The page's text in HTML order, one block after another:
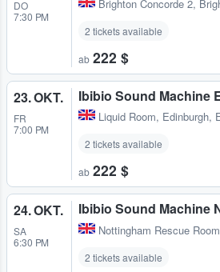
DO
7:30 PM
Brighton Concorde 2,
2 tickets available
ab 222 $
23. OKT.
FR
7:00 PM
Ibibio Sound Machine
Liquid Room, Edinburgh,
2 tickets available
ab 222 $
24. OKT.
SA
6:30 PM
Ibibio Sound Machine
Nottingham Rescue
2 tickets available